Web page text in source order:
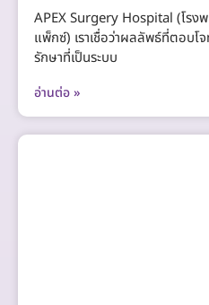
APEX Surgery Hospital (โรง
แพ็กซ์) เราเชื่อว่าผลลัพธ์ที่ตอบโ
รักษาที่เป็นระบบ
อ่านต่อ »